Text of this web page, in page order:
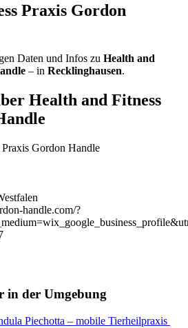
Praxis Gordon
Daten und Infos zu Health and
– in Recklinghausen.
Health and Fitness
Gordon Handle
handle.com/?
in der Umgebung
Piechotta – mobile Tierheilpraxis